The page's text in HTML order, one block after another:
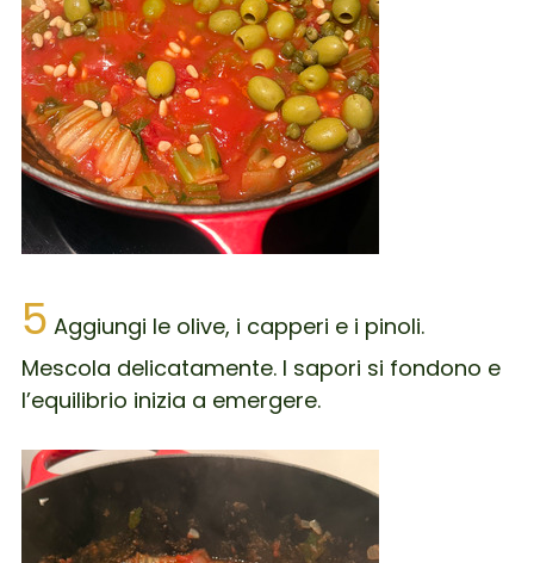
5 Aggiungi le olive, i capperi e i pinoli.
Mescola delicatamente. I sapori si fondono e
l’equilibrio inizia a emergere.